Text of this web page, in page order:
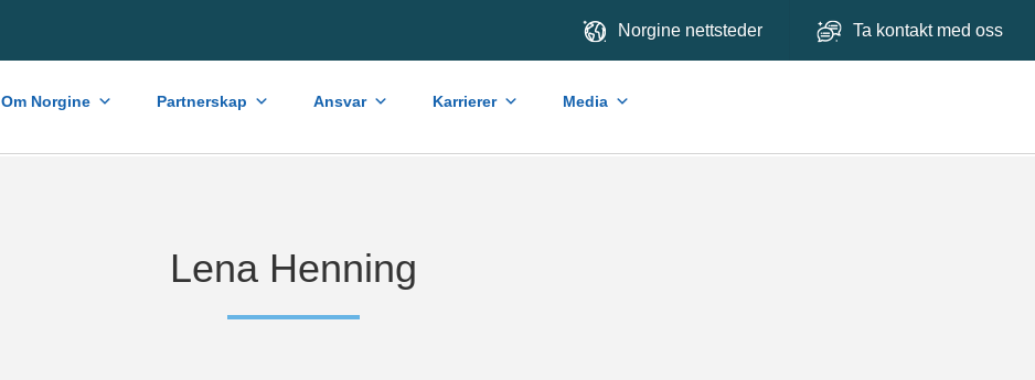
Norgine nettsteder Ta kontakt med oss
Om Norgine Partnerskap Ansvar Karrierer Media
Lena Henning